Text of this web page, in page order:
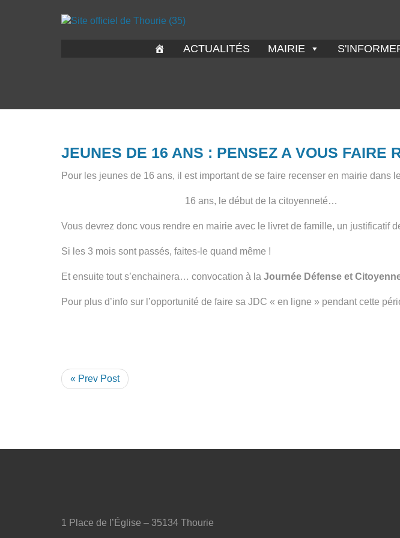
ACTUALITÉS MAIRIE
JEUNES DE 16 ANS : PENSEZ A VOUS FAIRE
Pour les jeunes de 16 ans, il est important de se faire recenser en mairie dans
16 ans, le début de la citoyenneté…
Vous devrez donc vous rendre en mairie avec le livret de famille, un justificatif
Si les 3 mois sont passés, faites-le quand même !
Et ensuite tout s’enchainera… convocation à la Journée Défense et
Pour plus d’info sur l’opportunité de faire sa JDC « en ligne » pendant cette
« Prev Post
1 Place de l’Église – 35134 Thourie